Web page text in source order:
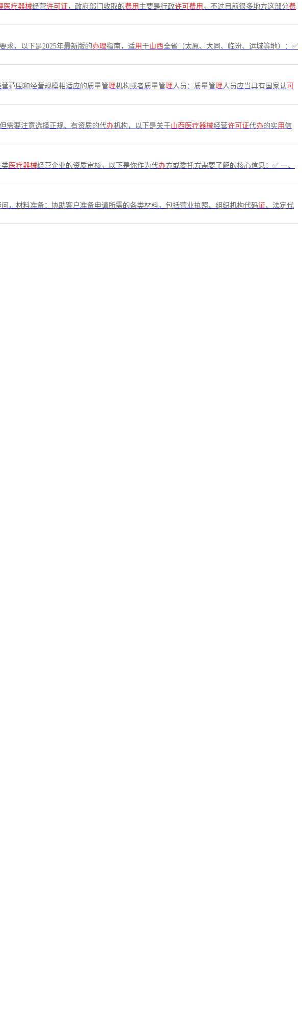
医疗器械经营许可证 ，政府部门收取的费用 主要是行政许可费用 ，不过目前很多地方这部分费
求，以下是2025年最新版的办理指南，适用于山西全省（太原、大同、临汾、运城等地）：✅
范围和经营规模相适应的质量管理机构或者质量管理人员：质量管理人员应当具有国家认 可
需要注意选择正规、有资质的代办机构，以下是关于山西医疗器械经营许可证代办的实用信
医疗器械经营企业的资质审核，以下是你作为代办方或委托方需要了解的核心信息：✅ 一、
，材料准备：协助客户准备申请所需的各类材料，包括营业执照、组织机构代码证、法定代